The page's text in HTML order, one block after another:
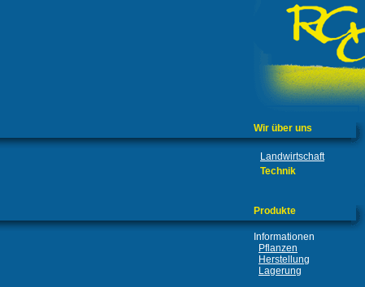
Wir über uns
Landwirtschaft
Technik
Produkte
Informationen
Pflanzen
Herstellung
Lagerung